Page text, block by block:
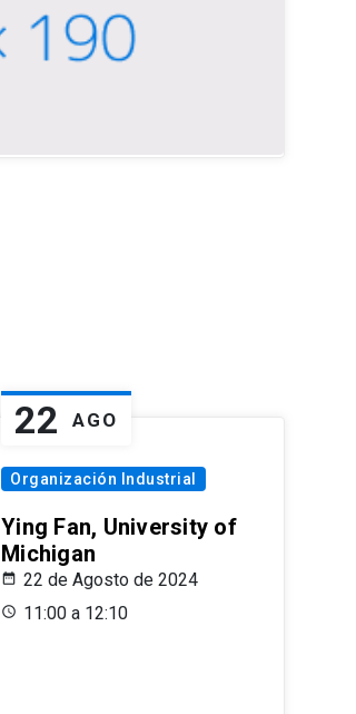
22 AGO
Organización Industrial
Ying Fan, University of
Michigan
22 de Agosto de 2024
11:00 a 12:10